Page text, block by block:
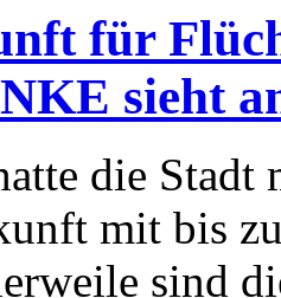
für
sieht
die
mit bis
sind